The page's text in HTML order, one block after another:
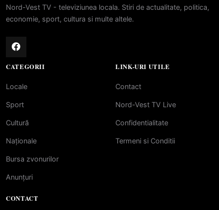
Nord-Vest TV - televiziunea locala. Stiri de actualitate, politica,
economie, sport, cultura si multe altele.
CATEGORII
Locale
Sport
Cultură
Naționale
Bursa zvonurilor
Anunțuri
LINK-URI UTILE
Contact
Nord-Vest TV Live
Confidentialitate
Termeni si Conditii
CONTACT